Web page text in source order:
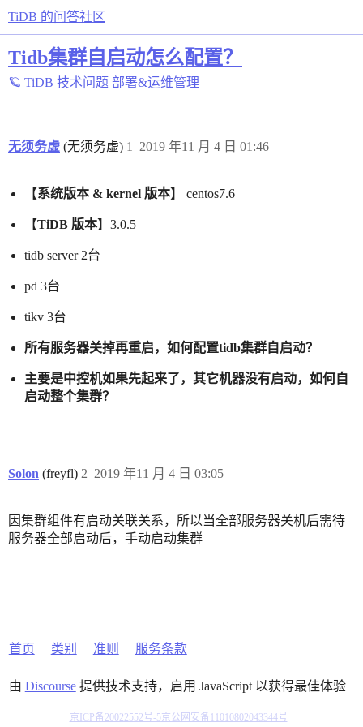
TiDB 的问答社区
Tidb集群自启动怎么配置？
🪐 TiDB 技术问题 部署&运维管理
无须务虚 (无须务虚) 2019 年11 月 4 日 01:46
1
【系统版本 & kernel 版本】 centos7.6
【TiDB 版本】3.0.5
tidb server 2台
pd 3台
tikv 3台
所有服务器关掉再重启，如何配置tidb集群自启动？
主要是中控机如果先起来了，其它机器没有启动，如何自
启动整个集群？
Solon (freyfl) 2019 年11 月 4 日 03:05
2
因集群组件有启动关联关系，所以当全部服务器关机后需待
服务器全部启动后，手动启动集群
首页 类别 准则 服务条款
由 Discourse提供技术支持，启用 JavaScript 以获得最佳体验
京ICP备20022552号-5京公网安备11010802043344号